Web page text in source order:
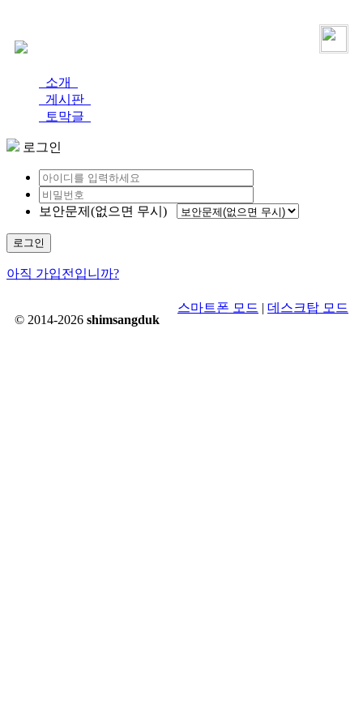
소개
게시판
토막글
로그인
보안문제(없으면 무시)
로그인
아직 가입전입니까?
© 2014-2026 shimsangduk
스마트폰 모드 | 데스크탑 모드